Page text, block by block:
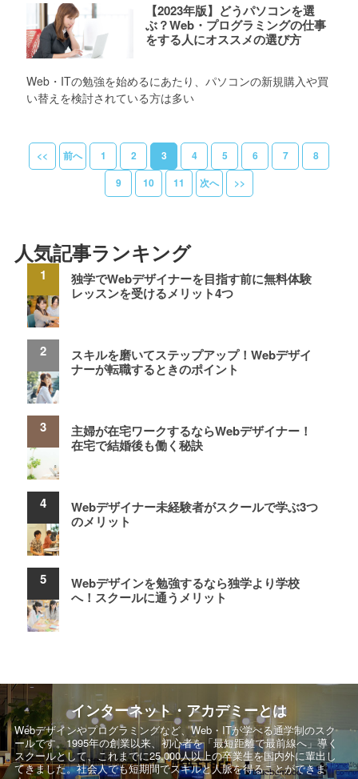
【2023年版】どうパソコンを選
ぶ？Web・プログラミングの仕事
をする人にオススメの選び方
Web・ITの勉強を始めるにあたり、パソコンの新規購入や買
い替えを検討されている方は多い
<< 前へ 1 2 3 4 5 6 7
8
9
10 11 次へ >>
人気記事ランキング
独学でWebデザイナーを目指す前に無料体験
レッスンを受けるメリット4つ
スキルを磨いてステップアップ！Webデザイ
ナーが転職するときのポイント
主婦が在宅ワークするならWebデザイナー！
在宅で結婚後も働く秘訣
Webデザイナー未経験者がスクールで学ぶ3つ
のメリット
Webデザインを勉強するなら独学より学校
へ！スクールに通うメリット
インターネット・アカデミーとは
Webデザインやプログラミングなど、Web・ITが学べる通学制のスク
ールです。1995年の創業以来、初心者を「最短距離で最前線へ」導く
スクールとして、これまでに25,000人以上の卒業生を国内外に輩出し
てきました。社会人でも短期間でスキルと人脈を得ることができま